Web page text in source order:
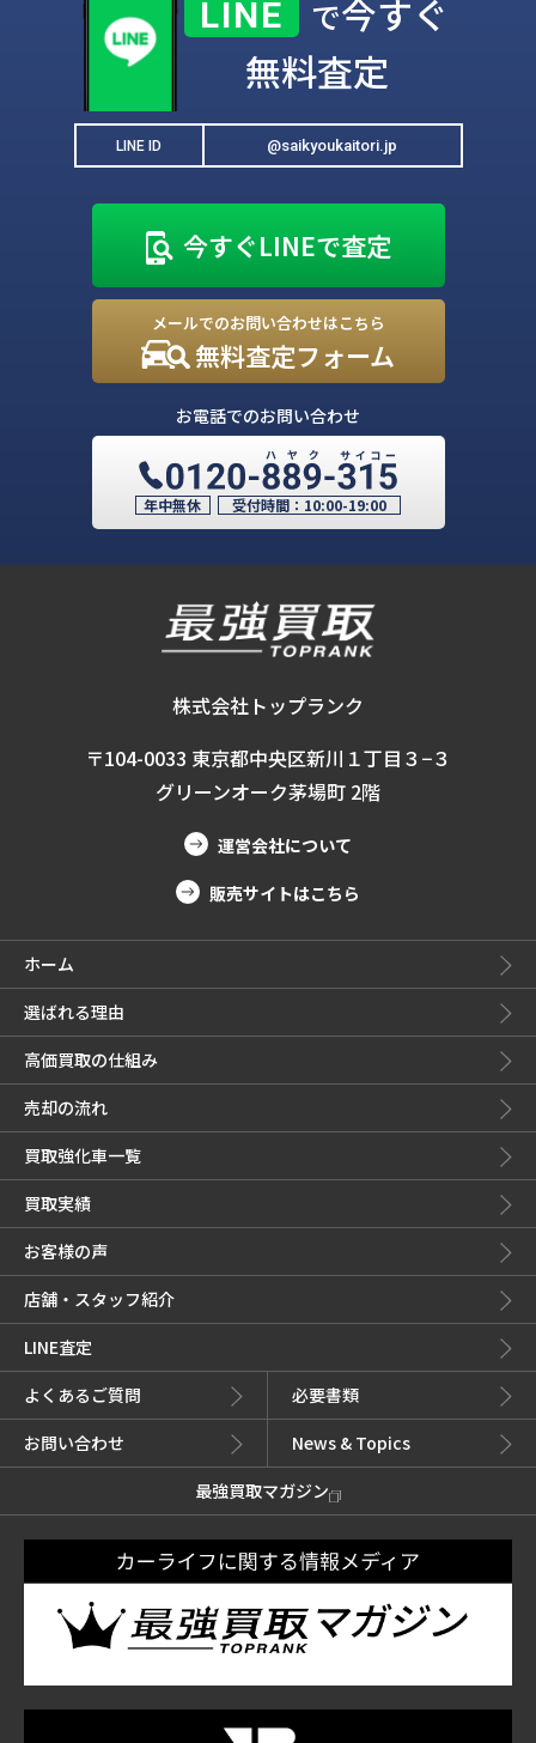
LINE で今すぐ
無料査定
LINE ID @saikyoukaitori.jp
今すぐLINEで査定
メールでのお問い合わせはこちら
無料査定フォーム
お電話でのお問い合わせ
年中無休 受付時間： 10:00-19:00
株式会社トップランク
〒104-0033 東京都中央区新川１丁目３−３
グリーンオーク茅場町 2階
運営会社について
販売サイトはこちら
ホーム
選ばれる理由
高価買取の仕組み
売却の流れ
買取強化車一覧
買取実績
お客様の声
店舗・スタッフ紹介
LINE査定
よくあるご質問
必要書類
お問い合わせ
News & Topics
最強買取マガジン